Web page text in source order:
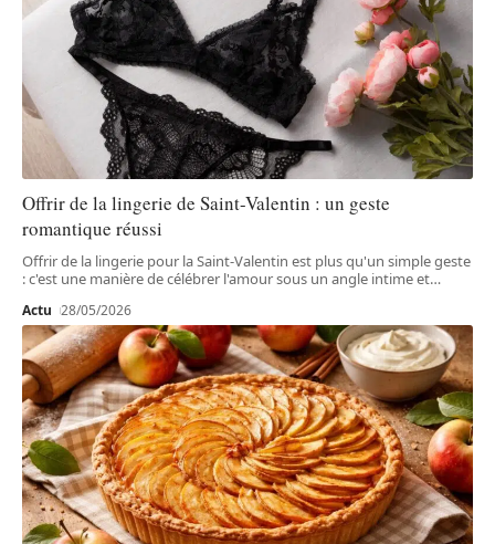
Offrir de la lingerie de Saint-Valentin : un geste
romantique réussi
Offrir de la lingerie pour la Saint-Valentin est plus qu'un simple geste
: c'est une manière de célébrer l'amour sous un angle intime et…
Actu 28/05/2026